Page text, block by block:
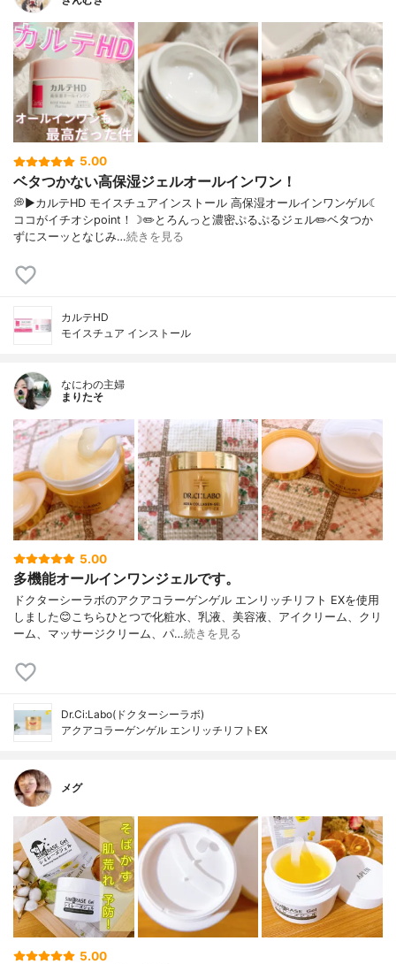
5.00
ベタつかない高保湿ジェルオールインワン！
💭▶️カルテHD モイスチュアインストール 高保湿オールインワンゲル☾
ココがイチオシpoint！☽✏️とろんっと濃密ぷるぷるジェル✏️ベタつか
ずにスーッとなじみ…続きを見る
カルテHD
モイスチュア インストール
なにわの主婦
まりたそ
5.00
多機能オールインワンジェルです。
ドクターシーラボのアクアコラーゲンゲル エンリッチリフト EXを使用
しました😊こちらひとつで化粧水、乳液、美容液、アイクリーム、クリ
ーム、マッサージクリーム、パ…続きを見る
Dr.Ci:Labo(ドクターシーラボ)
アクアコラーゲンゲル エンリッチリフトEX
メグ
5.00